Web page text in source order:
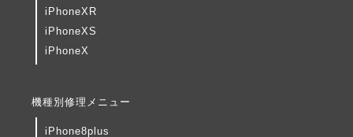
iPhoneXR
iPhoneXS
iPhoneX
機種別修理メニュー
iPhone8plus